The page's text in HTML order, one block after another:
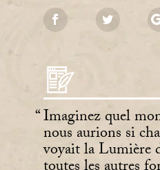
Imaginez quel
nous aurions si
voyait la Lumière